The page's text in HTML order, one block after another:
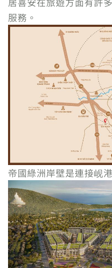
服務。
帝國綠洲岸壁是連接岘